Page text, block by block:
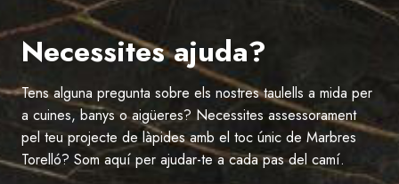
Necessites ajuda?
Tens alguna pregunta sobre els nostres taulells a mida per
a cuines, banys o aigüeres? Necessites assessorament
pel teu projecte de làpides amb el toc únic de Marbres
Torelló? Som aquí per ajudar-te a cada pas del camí.